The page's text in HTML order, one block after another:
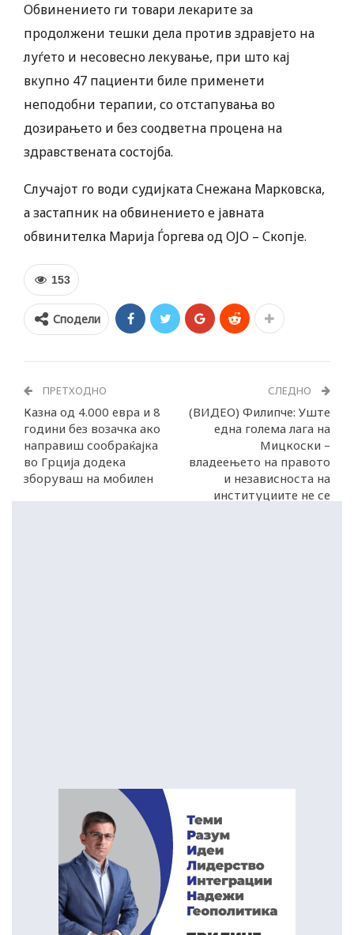
Обвинението ги товари лекарите за
продолжени тешки дела против здравјето на
луѓето и несовесно лекување, при што кај
вкупно 47 пациенти биле применети
неподобни терапии, со отстапувања во
дозирањето и без соодветна процена на
здравствената состојба.
Случајот го води судијката Снежана Марковска,
а застапник на обвинението е јавната
обвинителка Марија Ѓоргева од ОЈО – Скопје.
153
Сподели
ПРЕТХОДНО
Казна од 4.000 евра и 8
години без возачка ако
направиш сообраќајка
во Грција додека
зборуваш на мобилен
СЛЕДНО
(ВИДЕО) Филипче: Уште
една голема лага на
Мицкоски –
владеењето на правото
и независноста на
институциите не се